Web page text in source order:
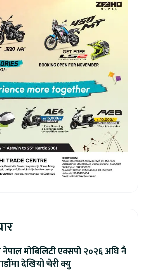
नेपाल मोबिलिटी एक्सपो २०२६ अघि नै
देखियो चेरी क्यु